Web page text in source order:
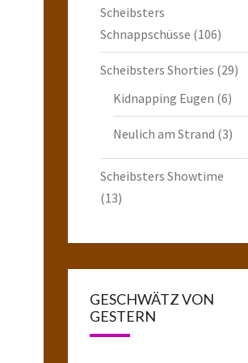
Scheibsters
Schnappschüsse (106)
Scheibsters Shorties (29)
Kidnapping Eugen (6)
Neulich am Strand (3)
Scheibsters Showtime
(13)
GESCHWÄTZ VON
GESTERN